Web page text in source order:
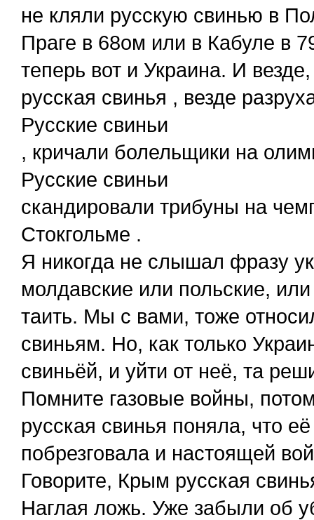
не кляли русскую свинью в
Праге в 68ом или в Кабуле в
теперь вот и Украина. И
русская свинья , везде
Русские свиньи
, кричали болельщики на
Русские свиньи
скандировали трибуны на
Стокгольме .
Я никогда не слышал фразу
молдавские или польские,
таить. Мы с вами, тоже
свиньям. Но, как только
свиньёй, и уйти от неё, та
Помните газовые войны,
русская свинья поняла, что
побрезговала и настоящей
Говорите, Крым русская
Наглая ложь. Уже забыли об